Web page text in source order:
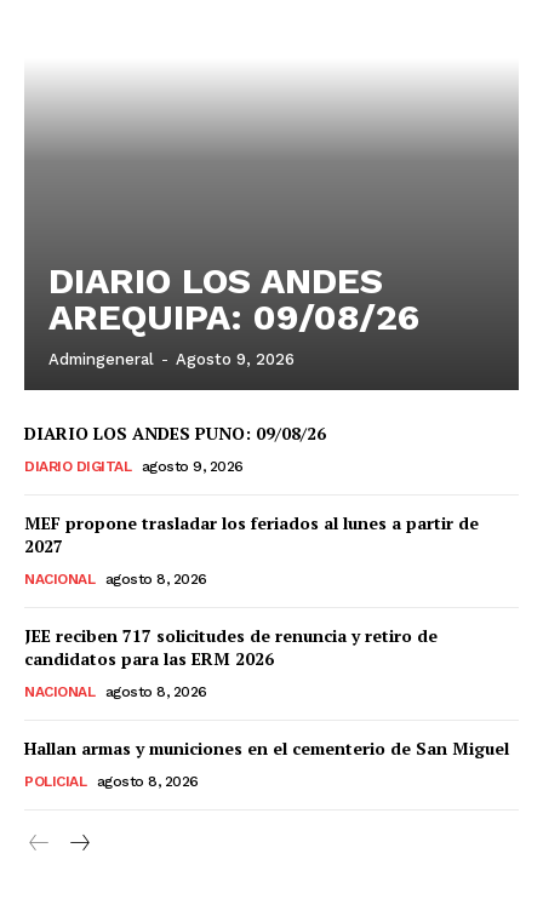
DIARIO LOS ANDES
AREQUIPA: 09/08/26
Admingeneral - Agosto 9, 2026
DIARIO LOS ANDES PUNO: 09/08/26
DIARIO DIGITAL agosto 9, 2026
MEF propone trasladar los feriados al lunes a partir de
2027
NACIONAL agosto 8, 2026
JEE reciben 717 solicitudes de renuncia y retiro de
candidatos para las ERM 2026
NACIONAL agosto 8, 2026
Hallan armas y municiones en el cementerio de San Miguel
POLICIAL agosto 8, 2026